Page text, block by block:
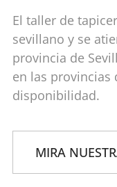
El taller de
sevillano y se
provincia de
en las provincias
disponibilidad.
MIRA